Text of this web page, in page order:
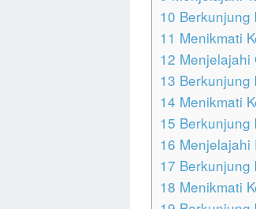
10 Berkunjung
11 Menikmati
12 Menjelajahi
13 Berkunjung
14 Menikmati
15 Berkunjung
16 Menjelajahi
17 Berkunjung
18 Menikmati